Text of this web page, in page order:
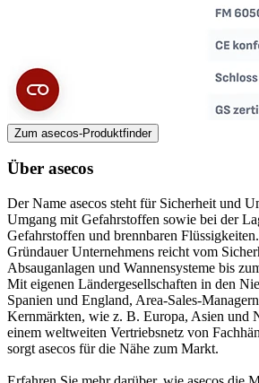
Zum asecos-Produktfinder
Über asecos
Der Name asecos steht für Sicherheit und
Umgang mit Gefahrstoffen sowie bei der
Gefahrstoffen und brennbaren
Gründauer Unternehmens reicht vom
Absauganlagen und Wannensysteme bis
Mit eigenen Ländergesellschaften in den
Spanien und England, Area-Sales-
Kernmärkten, wie z. B. Europa, Asien und
einem weltweiten Vertriebsnetz von
sorgt asecos für die Nähe zum Markt.